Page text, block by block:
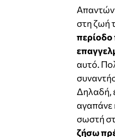
στη ζωή
περίοδο
αυτό.
Δηλαδή,
αγαπάνε
σωστή
ζήσω